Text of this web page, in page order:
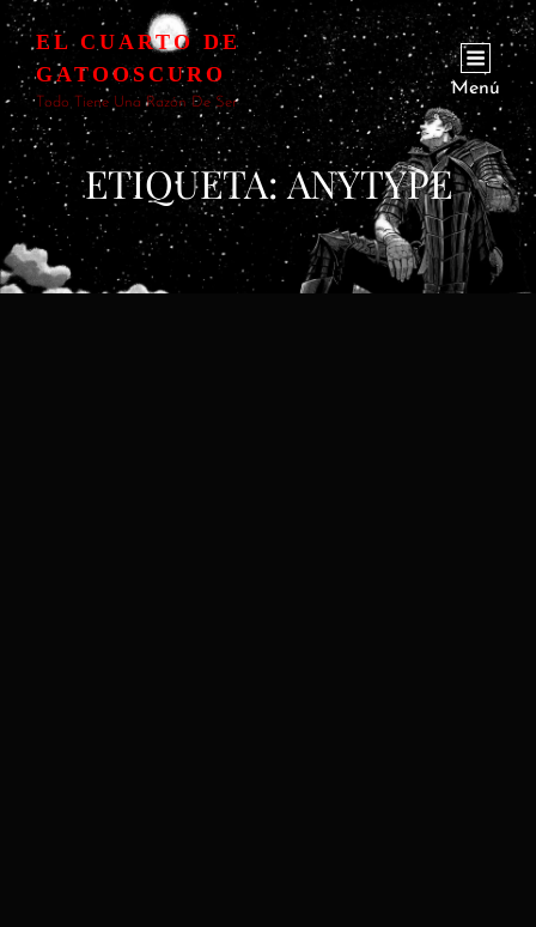
EL CUARTO DE
GATOOSCURO
Todo Tiene Una Razón De Ser
Menú
ETIQUETA: ANYTYPE